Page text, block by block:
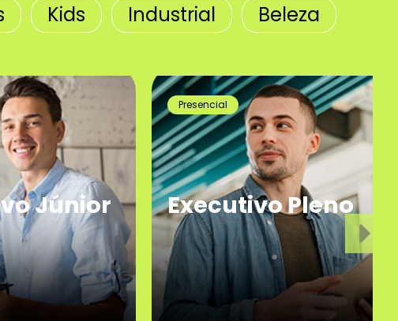
Kids Industrial
Beleza
Júnior
Presencial
Executivo Pleno